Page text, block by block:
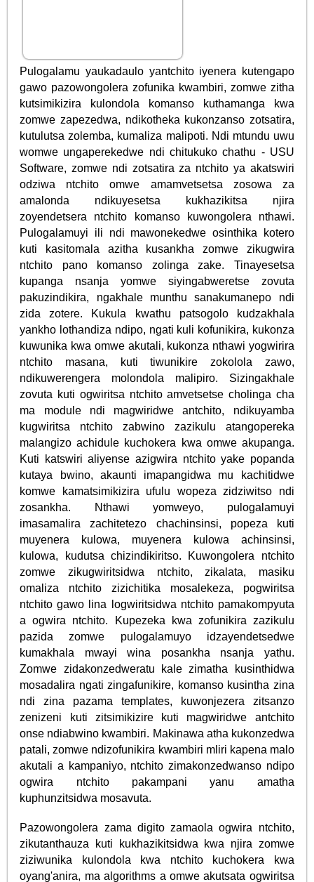
Pulogalamu yaukadaulo yantchito iyenera kutengapo
gawo pazowongolera zofunika kwambiri, zomwe zitha
kutsimikizira kulondola komanso kuthamanga kwa
zomwe zapezedwa, ndikotheka kukonzanso zotsatira,
kutulutsa zolemba, kumaliza malipoti. Ndi mtundu uwu
womwe ungaperekedwe ndi chitukuko chathu - USU
Software, zomwe ndi zotsatira za ntchito ya akatswiri
odziwa ntchito omwe amamvetsetsa zosowa za
amalonda ndikuyesetsa kukhazikitsa njira
zoyendetsera ntchito komanso kuwongolera nthawi.
Pulogalamuyi ili ndi mawonekedwe osinthika kotero
kuti kasitomala azitha kusankha zomwe zikugwira
ntchito pano komanso zolinga zake. Tinayesetsa
kupanga nsanja yomwe siyingabweretse zovuta
pakuzindikira, ngakhale munthu sanakumanepo ndi
zida zotere. Kukula kwathu patsogolo kudzakhala
yankho lothandiza ndipo, ngati kuli kofunikira, kukonza
kuwunika kwa omwe akutali, kukonza nthawi yogwirira
ntchito masana, kuti tiwunikire zokolola zawo,
ndikuwerengera molondola malipiro. Sizingakhale
zovuta kuti ogwiritsa ntchito amvetsetse cholinga cha
ma module ndi magwiridwe antchito, ndikuyamba
kugwiritsa ntchito zabwino zazikulu atangopereka
malangizo achidule kuchokera kwa omwe akupanga.
Kuti katswiri aliyense azigwira ntchito yake popanda
kutaya bwino, akaunti imapangidwa mu kachitidwe
komwe kamatsimikizira ufulu wopeza zidziwitso ndi
zosankha. Nthawi yomweyo, pulogalamuyi
imasamalira zachitetezo chachinsinsi, popeza kuti
muyenera kulowa, muyenera kulowa achinsinsi,
kulowa, kudutsa chizindikiritso. Kuwongolera ntchito
zomwe zikugwiritsidwa ntchito, zikalata, masiku
omaliza ntchito zizichitika mosalekeza, pogwiritsa
ntchito gawo lina logwiritsidwa ntchito pamakompyuta
a ogwira ntchito. Kupezeka kwa zofunikira zazikulu
pazida zomwe pulogalamuyo idzayendetsedwe
kumakhala mwayi wina posankha nsanja yathu.
Zomwe zidakonzedweratu kale zimatha kusinthidwa
mosadalira ngati zingafunikire, komanso kusintha zina
ndi zina pazama templates, kuwonjezera zitsanzo
zenizeni kuti zitsimikizire kuti magwiridwe antchito
onse ndiabwino kwambiri. Makinawa atha kukonzedwa
patali, zomwe ndizofunikira kwambiri mliri kapena malo
akutali a kampaniyo, ntchito zimakonzedwanso ndipo
ogwira ntchito pakampani yanu amatha
kuphunzitsidwa mosavuta.
Pazowongolera zama digito zamaola ogwira ntchito,
zikutanthauza kuti kukhazikitsidwa kwa njira zomwe
ziziwunika kulondola kwa ntchito kuchokera kwa
oyang'anira, ma algorithms a omwe akutsata ogwiritsa